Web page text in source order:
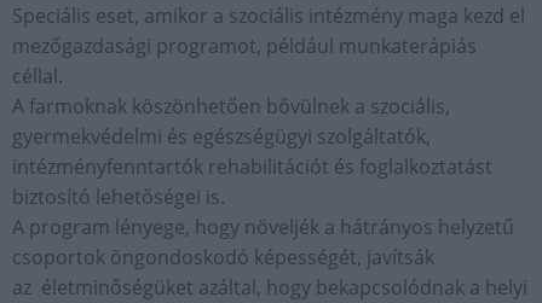
Speciális eset, amikor a szociális intézmény maga kezd el
mezőgazdasági programot, például munkaterápiás
céllal.
A farmoknak köszönhetően bővülnek a szociális,
gyermekvédelmi és egészségügyi szolgáltatók,
intézményfenntartók rehabilitációt és foglalkoztatást
biztosító lehetőségei is.
A program lényege, hogy növeljék a hátrányos helyzetű
csoportok öngondoskodó képességét, javítsák
az életminőségüket azáltal, hogy bekapcsolódnak a helyi